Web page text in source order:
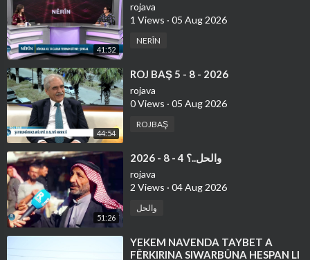
41:52
rojava
1 Views · 05 Aug 2026
NERÎN
44:54
⁣⁣ROJ BAŞ 5 - 8 - 2026
rojava
0 Views · 05 Aug 2026
ROJBAŞ
51:26
⁣والحل..؟ 4 - 8 - 2026
rojava
2 Views · 04 Aug 2026
والحل
⁣YEKEM NAVENDA TAYBET A
FÊRKIRINA SIWARBÛNA HESPAN LI